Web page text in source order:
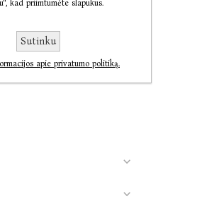
kad priimtumėte slapukus.
Sutinku
apie privatumo politiką.